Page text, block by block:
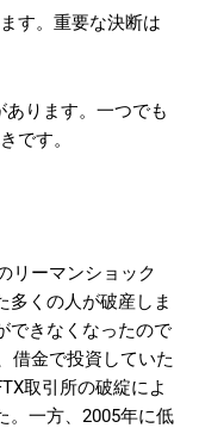
す。重要な決断は
ります。一つでも
です。
リーマンショック
多くの人が破産しま
できなくなったので
借金で投資していた
取引所の破綻によ
。一方、2005年に低